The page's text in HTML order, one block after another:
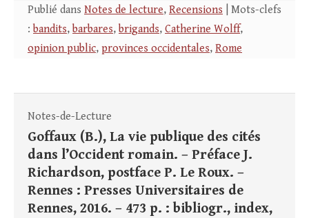
Publié dans Notes de lecture, Recensions | Mots-clefs
: bandits, barbares, brigands, Catherine Wolff,
opinion public, provinces occidentales, Rome
Notes-de-Lecture
Goffaux (B.), La vie publique des cités
dans l’Occident romain. – Préface J.
Richardson, postface P. Le Roux. –
Rennes : Presses Universitaires de
Rennes, 2016. – 473 p. : bibliogr., index,